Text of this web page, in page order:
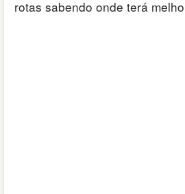
rotas sabendo onde terá